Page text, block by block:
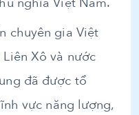
chuyên gia Việt
Xô và nước
đã được tổ
vực năng lượng,